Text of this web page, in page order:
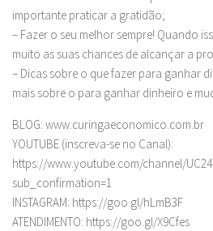
importante praticar a gratidão;
– Fazer o seu melhor sempre! Quando
muito as suas chances de alcançar a
– Dicas sobre o que fazer para ganhar
mais sobre o para ganhar dinheiro e
BLOG: www.curingaeconomico.com.br
YOUTUBE (inscreva-se no Canal):
https://www.youtube.com/channel/
sub_confirmation=1
INSTAGRAM: https://goo.gl/hLmB3F
ATENDIMENTO: https://goo.gl/X9Cfes